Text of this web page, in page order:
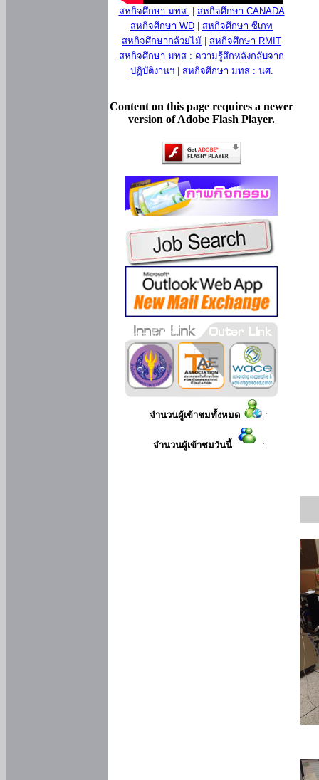
สหกิจศึกษา มทส.
สหกิจศึกษา CANADA
สหกิจศึกษา WD
สหกิจศึกษา ซีเกท
สหกิจศึกษากล้วยไม้
สหกิจศึกษา RMIT
สหกิจศึกษา มทส : ความรู้สึกหลังกลับจาก
ปฏิบัติงานฯ| สหกิจศึกษา มทส : นศ.
Content on this page requires a newer
version of Adobe Flash Player.
จำนวนผู้เข้าชมทั้งหมด :
จำนวนผู้เข้าชมวันนี้ :